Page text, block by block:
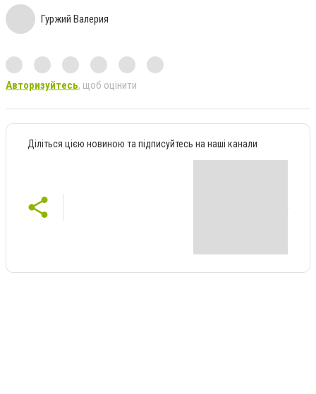
Гуржий Валерия
Авторизуйтесь, щоб оцінити
Діліться цією новиною та підписуйтесь на наші канали